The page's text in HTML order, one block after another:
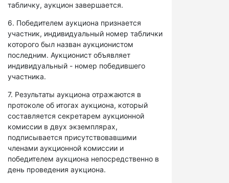
табличку, аукцион завершается.
6. Победителем аукциона признается
участник, индивидуальный номер таблички
которого был назван аукционистом
последним. Аукционист объявляет
индивидуальный - номер победившего
участника.
7. Результаты аукциона отражаются в
протоколе об итогах аукциона, который
составляется секретарем аукционной
комиссии в двух экземплярах,
подписывается присутствовавшими
членами аукционной комиссии и
победителем аукциона непосредственно в
день проведения аукциона.